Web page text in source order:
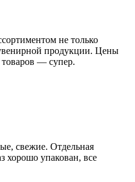
не только
продукции. Цены
товаров — супер.
свежие. Отдельная
хорошо упакован, все